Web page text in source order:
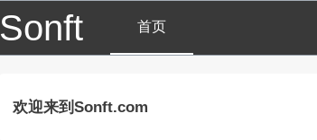
Sonft 首页
欢迎来到Sonft.com